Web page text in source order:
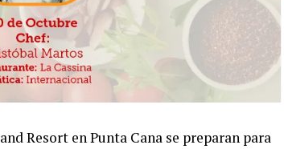
Resort en Punta Cana se preparan para